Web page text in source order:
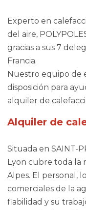
Experto en
del aire,
gracias a sus 7
Francia.
Nuestro equipo de
disposición para
alquiler de
Alquiler de
Situada en SAINT-
Lyon cubre toda la
Alpes. El personal,
comerciales de la
fiabilidad y su